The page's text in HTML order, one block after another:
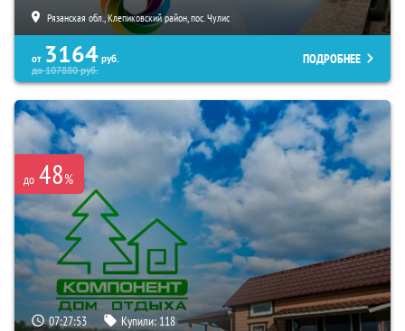
Рязанская обл., Клепиковский район, пос. Чулис
от 3164 руб.
до107880руб.
ПОДРОБНЕЕ
до 48%
07:27:51 Купили: 118